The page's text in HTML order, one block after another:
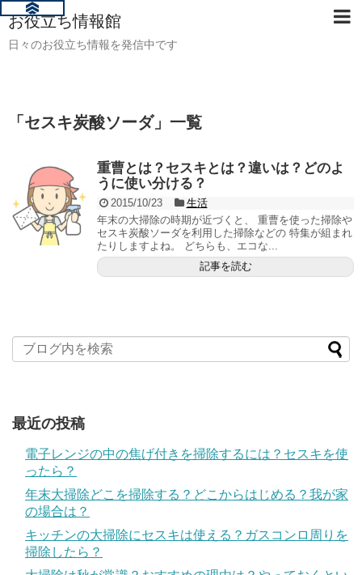
お役立ち情報館
日々のお役立ち情報を発信中です
「 セスキ炭酸ソーダ」 一覧
重曹とは？セスキとは？違いは？どのよ
うに使い分ける？
2015/10/23
生活
年末の大掃除の時期が近づくと、 重曹を使った掃除や
セスキ炭酸ソーダを利用した掃除などの 特集が組まれ
たりしますよね。 どちらも、エコな...
記事を読む
最近の投稿
電子レンジの中の焦げ付きを掃除するには？セスキを使
ったら？
年末大掃除どこを掃除する？どこからはじめる？我が家
の場合は？
キッチンの大掃除にセスキは使える？ガスコンロ周りを
掃除したら？